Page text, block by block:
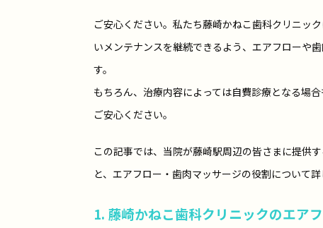
ご安心ください。私たち藤崎かねこ歯科クリニッ
いメンテナンスを継続できるよう、エアフローや
す。
もちろん、治療内容によっては自費診療となる場
ご安心ください。
この記事では、当院が藤崎駅周辺の皆さまに提供
と、エアフロー・歯肉マッサージの役割について詳
1. 藤崎かねこ歯科クリニックのエア